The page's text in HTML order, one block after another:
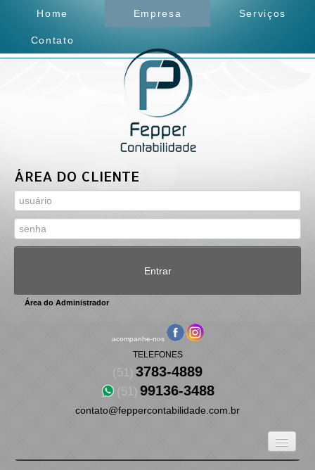
Home Empresa Serviços
Contato
ÁREA DO CLIENTE
Entrar
Área do Administrador
acompanhe-nos
TELEFONES
(51) 3783-4889
(51) 99136-3488
contato@feppercontabilidade.com.br